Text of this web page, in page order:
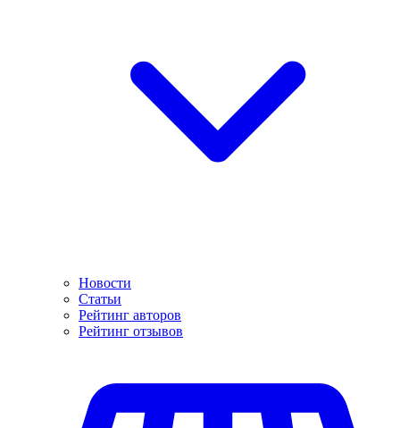
Новости
Статьи
Рейтинг авторов
Рейтинг отзывов